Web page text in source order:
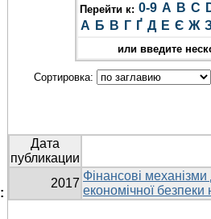
Перейти к: 0-9 A B C
А Б В Г Ґ Д Е Є Ж
или введите
Сортировка:
Дата
публикации
2017
Фінансові
економічної